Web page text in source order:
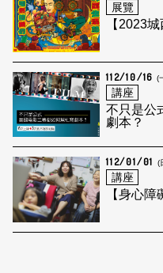
展覽
【2023
112/10/16 (
講座
不只是公
劇本？
112/01/01 (
講座
【身心